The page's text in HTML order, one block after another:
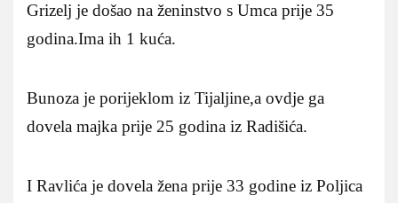
Grizelj je došao na ženinstvo s Umca prije 35
godina.Ima ih 1 kuća.
Bunoza je porijeklom iz Tijaljine,a ovdje ga
dovela majka prije 25 godina iz Radišića.
I Ravlića je dovela žena prije 33 godine iz Poljica